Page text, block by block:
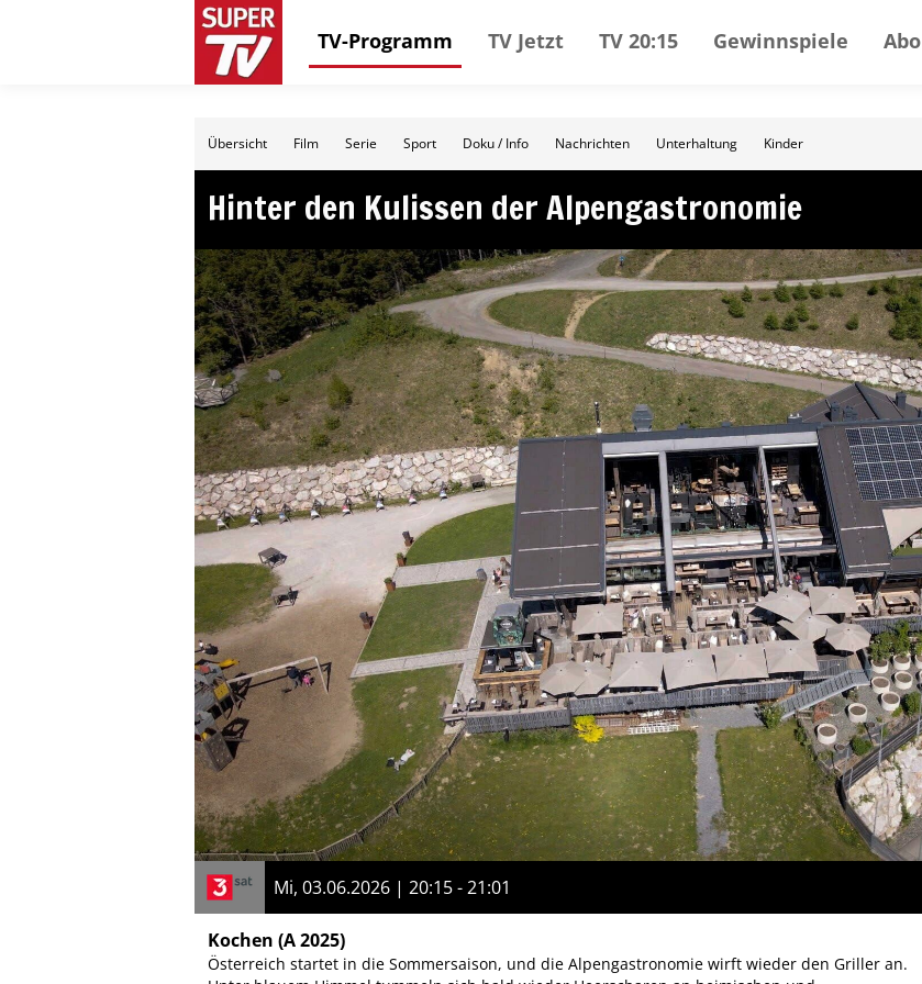
TV-Programm TV Jetzt TV 20:15 Gewinnspiele Abo
Übersicht Film Serie Sport Doku / Info Nachrichten Unterhaltung Kinder
Hinter den Kulissen der Alpengastronomie
Mi, 03.06.2026 | 20:15 - 21:01
Kochen (A 2025)
Österreich startet in die Sommersaison, und die Alpengastronomie wirft wieder den Griller an.